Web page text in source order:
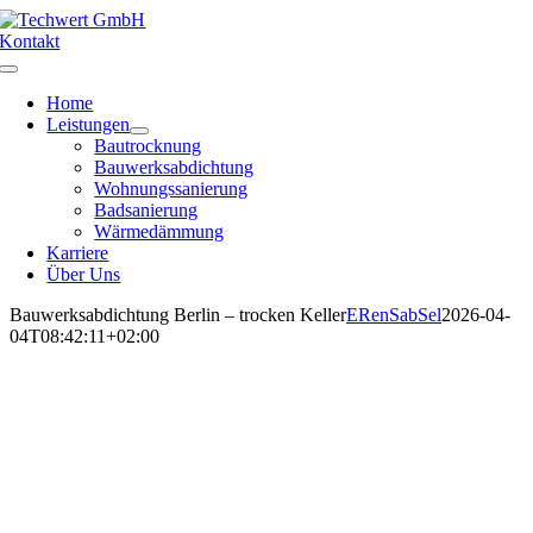
Zum
Inhalt
springen
Kontakt
Toggle
NavigationHome
Leistungen
Bautrocknung
Bauwerksabdichtung
Wohnungssanierung
Badsanierung
Wärmedämmung
Karriere
Über Uns
Bauwerksabdichtung Berlin – trocken KellerERenSabSel2026-04-
04T08:42:11+02:00